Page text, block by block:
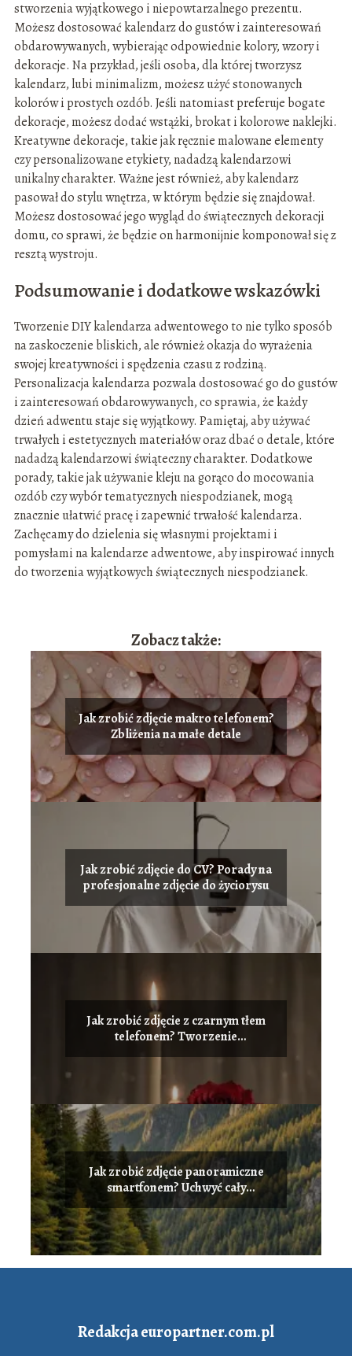
stworzenia wyjątkowego i niepowtarzalnego prezentu.
Możesz dostosować kalendarz do gustów i zainteresowań
obdarowywanych, wybierając odpowiednie kolory, wzory i
dekoracje. Na przykład, jeśli osoba, dla której tworzysz
kalendarz, lubi minimalizm, możesz użyć stonowanych
kolorów i prostych ozdób. Jeśli natomiast preferuje bogate
dekoracje, możesz dodać wstążki, brokat i kolorowe naklejki.
Kreatywne dekoracje, takie jak ręcznie malowane elementy
czy personalizowane etykiety, nadadzą kalendarzowi
unikalny charakter. Ważne jest również, aby kalendarz
pasował do stylu wnętrza, w którym będzie się znajdował.
Możesz dostosować jego wygląd do świątecznych dekoracji
domu, co sprawi, że będzie on harmonijnie komponował się z
resztą wystroju.
Podsumowanie i dodatkowe wskazówki
Tworzenie DIY kalendarza adwentowego to nie tylko sposób
na zaskoczenie bliskich, ale również okazja do wyrażenia
swojej kreatywności i spędzenia czasu z rodziną.
Personalizacja kalendarza pozwala dostosować go do gustów
i zainteresowań obdarowywanych, co sprawia, że każdy
dzień adwentu staje się wyjątkowy. Pamiętaj, aby używać
trwałych i estetycznych materiałów oraz dbać o detale, które
nadadzą kalendarzowi świąteczny charakter. Dodatkowe
porady, takie jak używanie kleju na gorąco do mocowania
ozdób czy wybór tematycznych niespodzianek, mogą
znacznie ułatwić pracę i zapewnić trwałość kalendarza.
Zachęcamy do dzielenia się własnymi projektami i
pomysłami na kalendarze adwentowe, aby inspirować innych
do tworzenia wyjątkowych świątecznych niespodzianek.
Zobacz także:
Jak zrobić zdjęcie makro telefonem?
Zbliżenia na małe detale
Jak zrobić zdjęcie do CV? Porady na
profesjonalne zdjęcie do życiorysu
Jak zrobić zdjęcie z czarnym tłem
telefonem? Tworzenie
Jak zrobić zdjęcie panoramiczne
smartfonem? Uchwyć cały
krajobraz w jednym ujęciu
Redakcja europartner.com.pl